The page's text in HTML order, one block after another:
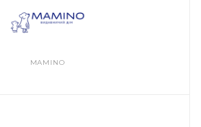
MAMINO